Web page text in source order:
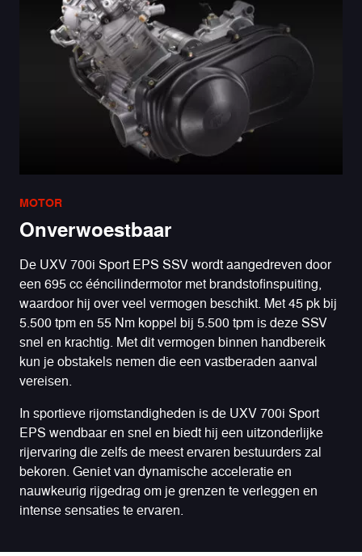
MOTOR
Onverwoestbaar
De UXV 700i Sport EPS SSV wordt aangedreven door
een 695 cc ééncilindermotor met brandstofinspuiting,
waardoor hij over veel vermogen beschikt. Met 45 pk bij
5.500 tpm en 55 Nm koppel bij 5.500 tpm is deze SSV
snel en krachtig. Met dit vermogen binnen handbereik
kun je obstakels nemen die een vastberaden aanval
vereisen.
In sportieve rijomstandigheden is de UXV 700i Sport
EPS wendbaar en snel en biedt hij een uitzonderlijke
rijervaring die zelfs de meest ervaren bestuurders zal
bekoren. Geniet van dynamische acceleratie en
nauwkeurig rijgedrag om je grenzen te verleggen en
intense sensaties te ervaren.